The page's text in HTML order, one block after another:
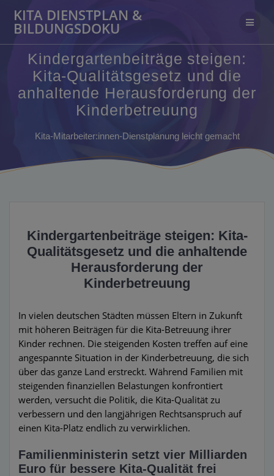
Inhalt
KITA DIENSTPLAN &
BILDUNGSDOKU
Kindergartenbeiträge steigen:
Kita-Qualitätsgesetz und die
anhaltende Herausforderung der
Kinderbetreuung
Kita-Mitarbeiter:innen-Dienstplanung leicht gemacht
Kindergartenbeiträge steigen: Kita-
Qualitätsgesetz und die anhaltende
Herausforderung der
Kinderbetreuung
In vielen deutschen Städten müssen Eltern in Zukunft
mit höheren Beiträgen für die Kita-Betreuung ihrer
Kinder rechnen. Die steigenden Kosten treffen auf eine
angespannte Situation in der Kinderbetreuung, die sich
über das ganze Land erstreckt. Während Familien mit
steigenden finanziellen Belastungen konfrontiert
werden, versucht die Politik, die Kita-Qualität zu
verbessern und den langjährigen Rechtsanspruch auf
einen Kita-Platz endlich zu verwirklichen.
Familienministerin setzt vier Milliarden
Euro für bessere Kita-Qualität frei